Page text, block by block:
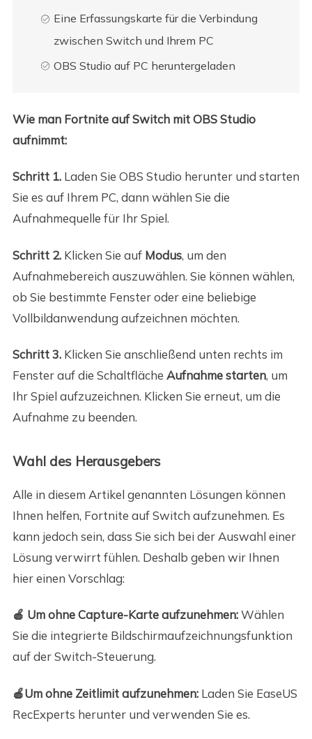
Eine Erfassungskarte für die Verbindung
zwischen Switch und Ihrem PC
OBS Studio auf PC heruntergeladen
Wie man Fortnite auf Switch mit OBS Studio
aufnimmt:
Schritt 1.Laden Sie OBS Studio herunter und starten
Sie es auf Ihrem PC, dann wählen Sie die
Aufnahmequelle für Ihr Spiel.
Schritt 2. Klicken Sie auf Modus, um den
Aufnahmebereich auszuwählen. Sie können wählen,
ob Sie bestimmte Fenster oder eine beliebige
Vollbildanwendung aufzeichnen möchten.
Schritt 3. Klicken Sie anschließend unten rechts im
Fenster auf die Schaltfläche Aufnahme starten, um
Ihr Spiel aufzuzeichnen. Klicken Sie erneut, um die
Aufnahme zu beenden.
Wahl des Herausgebers
Alle in diesem Artikel genannten Lösungen können
Ihnen helfen, Fortnite auf Switch aufzunehmen. Es
kann jedoch sein, dass Sie sich bei der Auswahl einer
Lösung verwirrt fühlen. Deshalb geben wir Ihnen
hier einen Vorschlag:
🍎 Um ohne Capture-Karte aufzunehmen:Wählen
Sie die integrierte Bildschirmaufzeichnungsfunktion
auf der Switch-Steuerung.
🍎Um ohne Zeitlimit aufzunehmen:Laden Sie EaseUS
RecExperts herunter und verwenden Sie es.